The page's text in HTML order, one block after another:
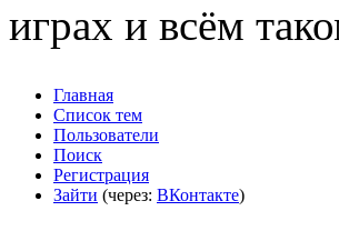
играх и всём
Главная
Список тем
Пользователи
Поиск
Регистрация
Зайти (через: ВКонтакте)